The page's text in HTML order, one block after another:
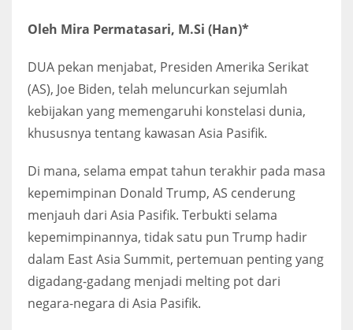
Oleh Mira Permatasari, M.Si (Han)*
DUA pekan menjabat, Presiden Amerika Serikat
(AS), Joe Biden, telah meluncurkan sejumlah
kebijakan yang memengaruhi konstelasi dunia,
khususnya tentang kawasan Asia Pasifik.
Di mana, selama empat tahun terakhir pada masa
kepemimpinan Donald Trump, AS cenderung
menjauh dari Asia Pasifik. Terbukti selama
kepemimpinannya, tidak satu pun Trump hadir
dalam East Asia Summit, pertemuan penting yang
digadang-gadang menjadi melting pot dari
negara-negara di Asia Pasifik.